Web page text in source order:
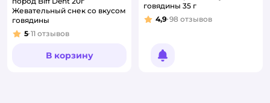
Жевательный снек cо вкусом
говядины
Рейтинг:
5 11 отзывов
В корзину
говядины 35 г
Рейтинг:
4,9 98 отзывов
Уведомить о появлении